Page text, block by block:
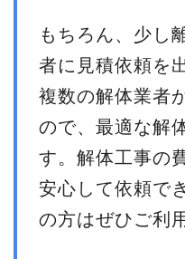
もちろん、少し
者に見積依頼を
複数の解体業者
ので、最適な解
す。解体工事の
安心して依頼で
の方はぜひご利